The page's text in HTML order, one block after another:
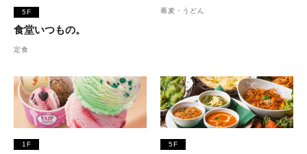
5F
食堂いつもの。
定食
蕎麦・うどん
1F 5F